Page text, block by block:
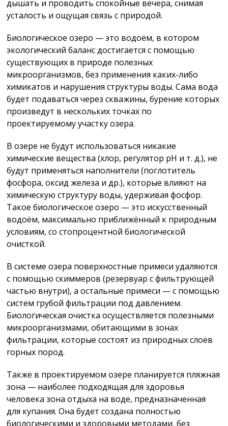
дышать и проводить спокойные вечера, снимая
усталость и ощущая связь с природой.
Биологическое озеро — это водоём, в котором
экологический баланс достигается с помощью
существующих в природе полезных
микроорганизмов, без применения каких-либо
химикатов и нарушения структуры воды. Сама вода
будет подаваться через скважины, бурение которых
произведут в нескольких точках по
проектируемому участку озера.
В озере не будут использоваться никакие
химические вещества (хлор, регулятор pH и т. д.), не
будут применяться наполнители (поглотитель
фосфора, оксид железа и др.), которые влияют на
химическую структуру воды, удерживая фосфор.
Такое биологическое озеро — это искусственный
водоём, максимально приближённый к природным
условиям, со стопроцентной биологической
очисткой.
В системе озера поверхностные примеси удаляются
с помощью скиммеров (резервуар с фильтрующей
частью внутри), а остальные примеси — с помощью
систем грубой фильтрации под давлением.
Биологическая очистка осуществляется полезными
микроорганизмами, обитающими в зонах
фильтрации, которые состоят из природных слоёв
горных пород.
Также в проектируемом озере планируется пляжная
зона — наиболее подходящая для здоровья
человека зона отдыха на воде, предназначенная
для купания. Она будет создана полностью
биологическими и здоровыми методами, без